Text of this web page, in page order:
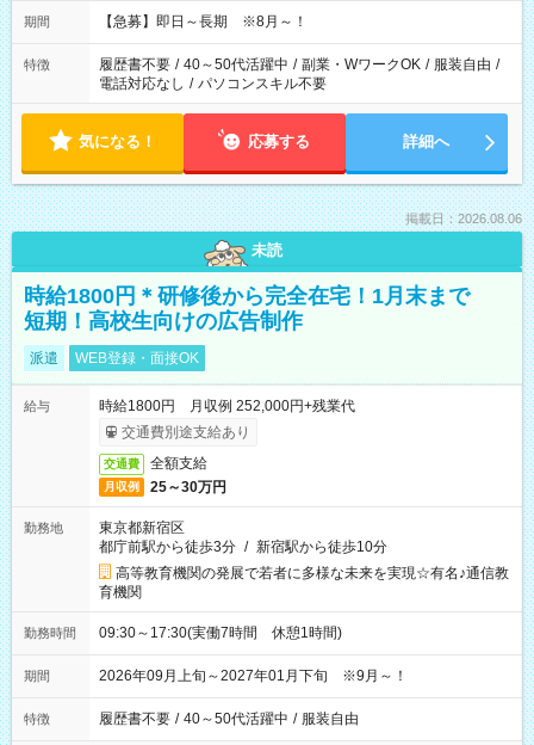
期間 【急募】即日～長期 ※8月～！
特徴 履歴書不要 / 40～50代活躍中 / 副業・WワークOK / 服装自由 /
電話対応なし / パソコンスキル不要
気になる！ 応募する 詳細へ
掲載日：2026.08.06
未読
時給1800円＊研修後から完全在宅！1月末まで
短期！高校生向けの広告制作
派遣 WEB登録・面接OK
給与
時給1800円 月収例 252,000円+残業代
交通費別途支給あり
交通費 全額支給
月収例 25～30万円
勤務地
東京都新宿区
都庁前駅から徒歩3分 / 新宿駅から徒歩10分
高等教育機関の発展で若者に多様な未来を実現☆有名♪通信教
育機関
勤務時間 09:30～17:30(実働7時間 休憩1時間)
期間 2026年09月上旬～2027年01月下旬 ※9月～！
特徴 履歴書不要 / 40～50代活躍中 / 服装自由